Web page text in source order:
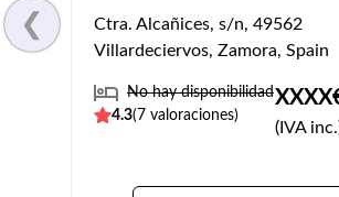
❮
Ctra. Alcañices, s/n, 49562
Villardeciervos, Zamora, Spain
No hay disponibilidad
4.3(7 valoraciones)
XXXX
(IVA